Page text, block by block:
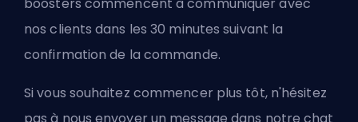
boosters commencent à communiquer avec
nos clients dans les 30 minutes suivant la
confirmation de la commande.
Si vous souhaitez commencer plus tôt, n'hésitez